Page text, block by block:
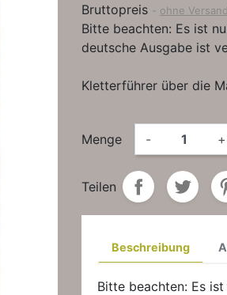
Bruttopreis ohne
Bitte beachten: Es ist
deutsche Ausgabe ist
Kletterführer über die
Menge - +
Teilen
Beschreibung
Bitte beachten: Es